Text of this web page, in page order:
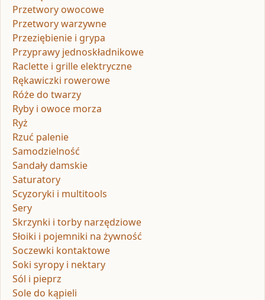
Przetwory owocowe
Przetwory warzywne
Przeziębienie i grypa
Przyprawy jednoskładnikowe
Raclette i grille elektryczne
Rękawiczki rowerowe
Róże do twarzy
Ryby i owoce morza
Ryż
Rzuć palenie
Samodzielność
Sandały damskie
Saturatory
Scyzoryki i multitools
Sery
Skrzynki i torby narzędziowe
Słoiki i pojemniki na żywność
Soczewki kontaktowe
Soki syropy i nektary
Sól i pieprz
Sole do kąpieli